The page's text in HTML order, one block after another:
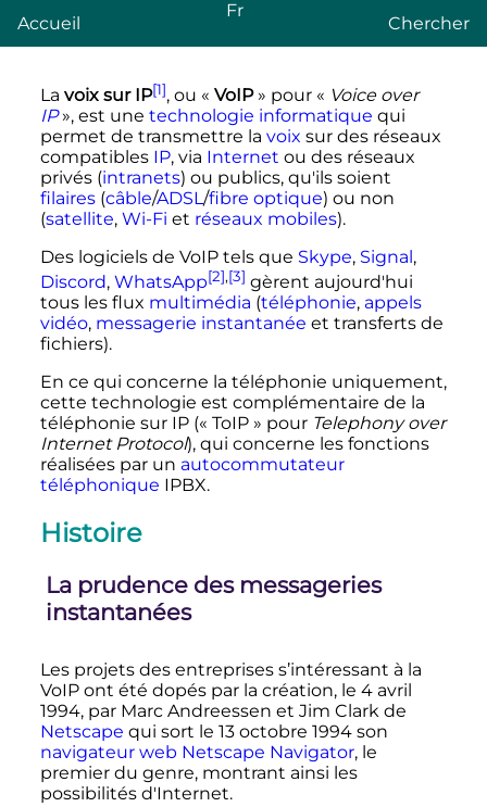
Accueil
Fr
Chercher
La voix sur IP[1], ou « VoIP » pour « Voice over
IP », est une technologie informatique qui
permet de transmettre la voix sur des réseaux
compatibles IP, via Internet ou des réseaux
privés (intranets) ou publics, qu'ils soient
filaires(câble/ADSL/fibre optique) ou non
(satellite, Wi-Fi et réseaux mobiles).
Des logiciels de VoIP tels que Skype, Signal,
Discord, WhatsApp[2],[3] gèrent aujourd'hui
tous les flux multimédia (téléphonie, appels
vidéo, messagerie instantanée et transferts de
fichiers).
En ce qui concerne la téléphonie uniquement,
cette technologie est complémentaire de la
téléphonie sur IP (« ToIP » pour Telephony over
Internet Protocol), qui concerne les fonctions
réalisées par un autocommutateur
téléphonique IPBX.
Histoire
La prudence des messageries
instantanées
Les projets des entreprises s’intéressant à la
VoIP ont été dopés par la création, le 4 avril
1994, par Marc Andreessen et Jim Clark de
Netscape qui sort le 13 octobre 1994son
navigateur web Netscape Navigator, le
premier du genre, montrant ainsi les
possibilités d'Internet.